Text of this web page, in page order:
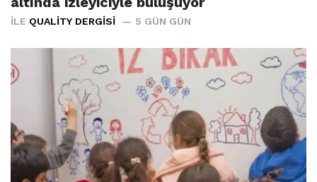
İLE QUALITY DERGISI 5 GÜN GÜN